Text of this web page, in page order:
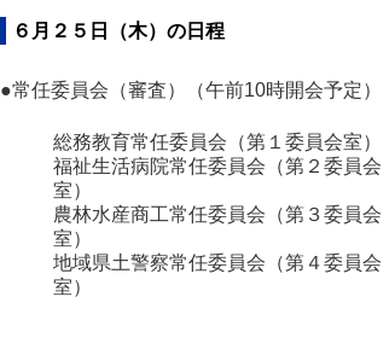
６月２５日（木）の日程
●常任委員会（審査）（午前10時開会予定）
総務教育常任委員会（第１委員会室）
福祉生活病院常任委員会（第２委員会
室）
農林水産商工常任委員会（第３委員会
室）
地域県土警察常任委員会（第４委員会
室）